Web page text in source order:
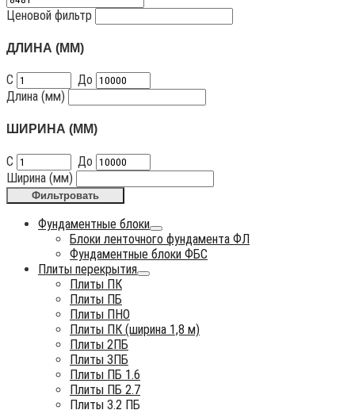
Ценовой фильтр
ДЛИНА (ММ)
С
До
Длина (мм)
ШИРИНА (ММ)
С
До
Ширина (мм)
Фильтровать
Фундаментные блоки
Блоки ленточного фундамента ФЛ
Фундаментные блоки ФБС
Плиты перекрытия
Плиты ПК
Плиты ПБ
Плиты ПНО
Плиты ПК (ширина 1,8 м)
Плиты 2ПБ
Плиты 3ПБ
Плиты ПБ 1.6
Плиты ПБ 2.7
Плиты 3.2 ПБ